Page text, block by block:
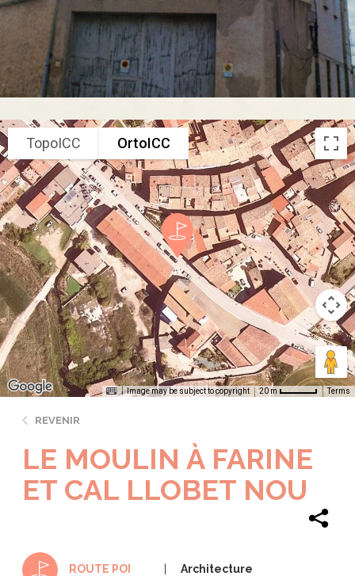
TopoICC OrtoICC
Image may be subject to copyright 20 m Terms
REVENIR
LE MOULIN À FARINE
ET CAL LLOBET NOU
ROUTE POI Architecture